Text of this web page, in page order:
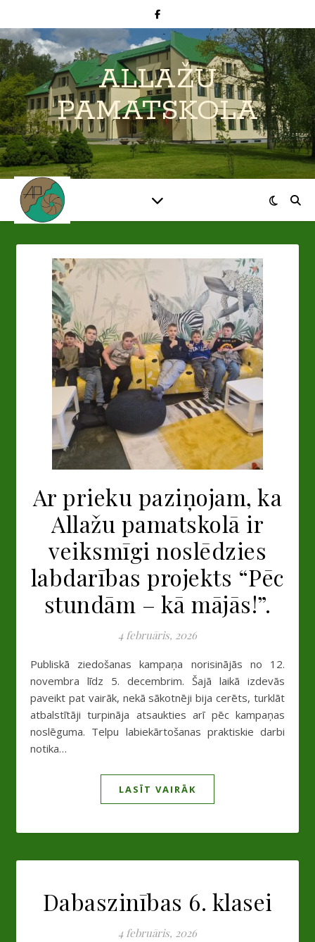
ALLAŽU
PAMATSKOLA
Ar prieku paziņojam, ka
Allažu pamatskolā ir
veiksmīgi noslēdzies
labdarības projekts “Pēc
stundām – kā mājās!”.
4 februāris, 2026
Publiskā ziedošanas kampaņa norisinājās no 12.
novembra līdz 5. decembrim. Šajā laikā izdevās
paveikt pat vairāk, nekā sākotnēji bija cerēts, turklāt
atbalstītāji turpināja atsaukties arī pēc kampaņas
noslēguma. Telpu labiekārtošanas praktiskie darbi
notika…
LASĪT VAIRĀK
Dabaszinības 6. klasei
4 februāris, 2026